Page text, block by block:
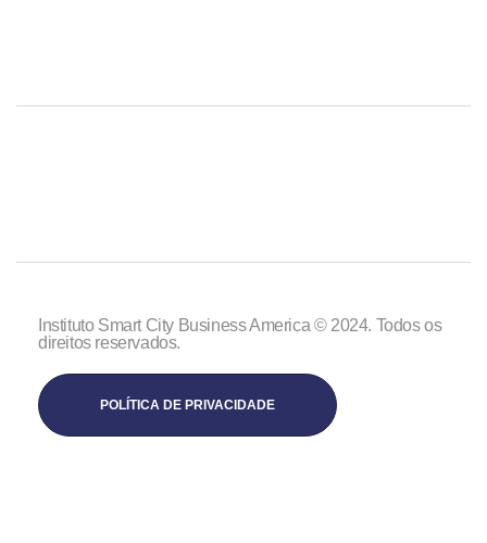
Instituto Smart City Business America © 2024. Todos os
direitos reservados.
POLÍTICA DE PRIVACIDADE